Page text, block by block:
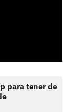
para tener de